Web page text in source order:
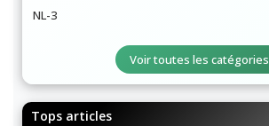
NL-3
Voir toutes les catégories
Tops articles